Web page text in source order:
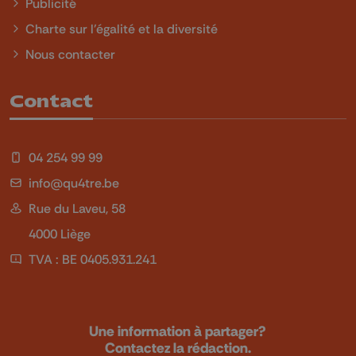
Charte sur l'égalité et la diversité
Nous contacter
Contact
04 254 99 99
info@qu4tre.be
Rue du Laveu, 58
4000 Liège
TVA : BE 0405.931.241
Une information à partager?
Contactez la rédaction.